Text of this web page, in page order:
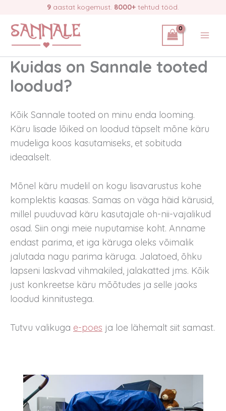
content
9 aastat kogemust. 8000+ tehtud tööd.
Kuidas on Sannale tooted
loodud?
Kõik Sannale tooted on minu enda looming.
Käru lisade lõiked on loodud täpselt mõne käru
mudeliga koos kasutamiseks, et sobituda
ideaalselt.
Mõnel käru mudelil on kogu lisavarustus kohe
komplektis kaasas. Samas on väga häid kärusid,
millel puuduvad käru kasutajale oh-nii-vajalikud
osad. Siin ongi meie nuputamise koht. Anname
endast parima, et iga käruga oleks võimalik
jalutada nagu parima käruga. Jalatoed, õhku
lapseni laskvad vihmakiled, jalakatted jms. Kõik
just konkreetse käru mõõtudes ja selle jaoks
loodud kinnitustega.
Tutvu valikuga e-poes ja loe lähemalt siit samast.